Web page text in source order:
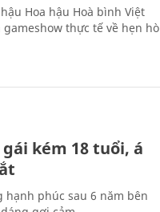
Hoa hậu Hoà bình Việt
thực tế về hẹn hò
kém 18 tuổi, á
hạnh phúc sau 6 năm bên